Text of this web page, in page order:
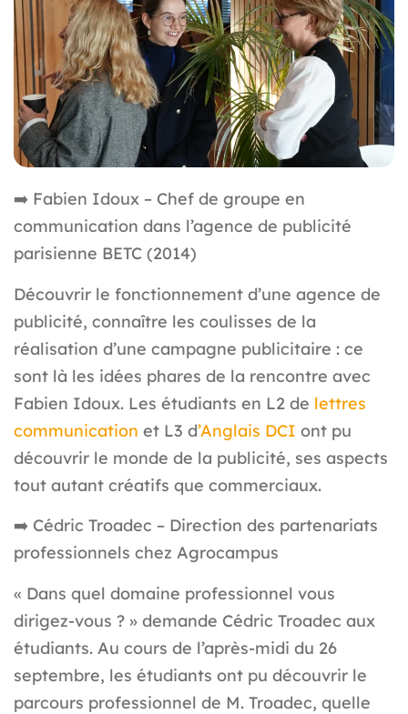
➡️ Fabien Idoux – Chef de groupe en
communication dans l’agence de publicité
parisienne BETC (2014)
Découvrir le fonctionnement d’une agence de
publicité, connaître les coulisses de la
réalisation d’une campagne publicitaire : ce
sont là les idées phares de la rencontre avec
Fabien Idoux. Les étudiants en L2 de lettres
communication et L3 d’Anglais DCI ont pu
découvrir le monde de la publicité, ses aspects
tout autant créatifs que commerciaux.
➡️ Cédric Troadec – Direction des partenariats
professionnels chez Agrocampus
« Dans quel domaine professionnel vous
dirigez-vous ? » demande Cédric Troadec aux
étudiants. Au cours de l’après-midi du 26
septembre, les étudiants ont pu découvrir le
parcours professionnel de M. Troadec, quelle